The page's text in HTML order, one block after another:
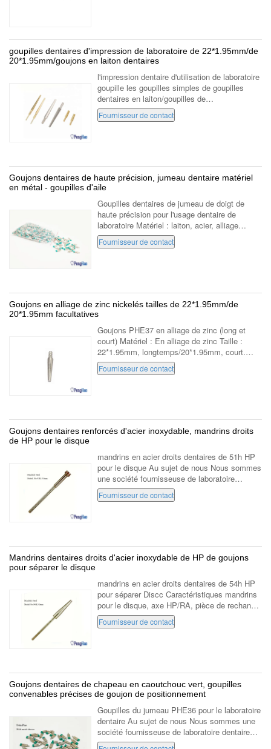
goupilles dentaires d'impression de laboratoire de 22*1.95mm/de
20*1.95mm/goujons en laiton dentaires
l'impression dentaire d'utilisation de laboratoire
goupille les goupilles simples de goupilles
dentaires en laiton/goupilles de
jumeau/goujons dentaires Notre mission - pour
vous fournir perfectionnez la qualit...
Fournisseur de contact
Goujons dentaires de haute précision, jumeau dentaire matériel
en métal - goupilles d'aile
Goupilles dentaires de jumeau de doigt de
haute précision pour l'usage dentaire de
laboratoire Matériel : laiton, acier, alliage
d'aluminium Couleur : bleu Application :
laboratoire dentaire Emballage : 1000pcs ...
Fournisseur de contact
Goujons en alliage de zinc nickelés tailles de 22*1.95mm/de
20*1.95mm facultatives
Goujons PHE37 en alliage de zinc (long et
court) Matériel : En alliage de zinc Taille :
22*1.95mm, longtemps/20*1.95mm, court.
Emballage : 1000pcs dans une boîte Notre
mission - pour vous fournir perfectionnez ...
Fournisseur de contact
Goujons dentaires renforcés d'acier inoxydable, mandrins droits
de HP pour le disque
mandrins en acier droits dentaires de 51h HP
pour le disque Au sujet de nous Nous sommes
une société fournisseuse de laboratoire
dentaire qui s'est spécialisée dans la
fabrication et le marketing du laboratoire ...
Fournisseur de contact
Mandrins dentaires droits d'acier inoxydable de HP de goujons
pour séparer le disque
mandrins en acier droits dentaires de 54h HP
pour séparer Discc Caractéristiques mandrins
pour le disque, axe HP/RA, pièce de rechange
de cintreuse. acier inoxydable renforcé
Description mandrins pour le disque...
Fournisseur de contact
Goujons dentaires de chapeau en caoutchouc vert, goupilles
convenables précises de goujon de positionnement
Goupilles du jumeau PHE36 pour le laboratoire
dentaire Au sujet de nous Nous sommes une
société fournisseuse de laboratoire dentaire
qui s'est spécialisée dans la fabrication et le